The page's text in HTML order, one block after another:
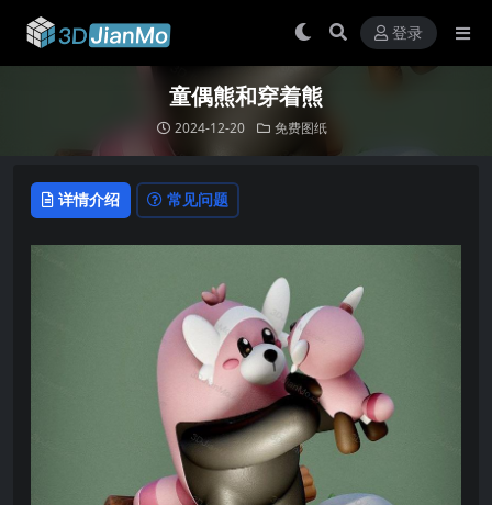
登录
童偶熊和穿着熊
2024-12-20 免费图纸
详情介绍 常见问题